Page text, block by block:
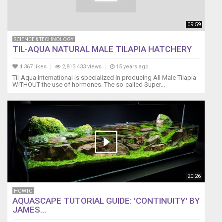
habitats
and
procedure
illustrated
by
tutorials.
Productions
marine
aquariums,
tropical
and
Mediterranean.
Description
09:59
SCIENCE & TECHNOLOGY
TIL-AQUA NATURAL MALE TILAPIA HATCHERY
4,367 likes 2,813,433 views 15 years ago
Til-Aqua International is specialized in producing All Male Tilapia
WITHOUT the use of hormones. The so-called Super...
20:26
HOWTO
AQUASCAPE TUTORIAL GUIDE: 'CONTINUITY' BY
JAMES...